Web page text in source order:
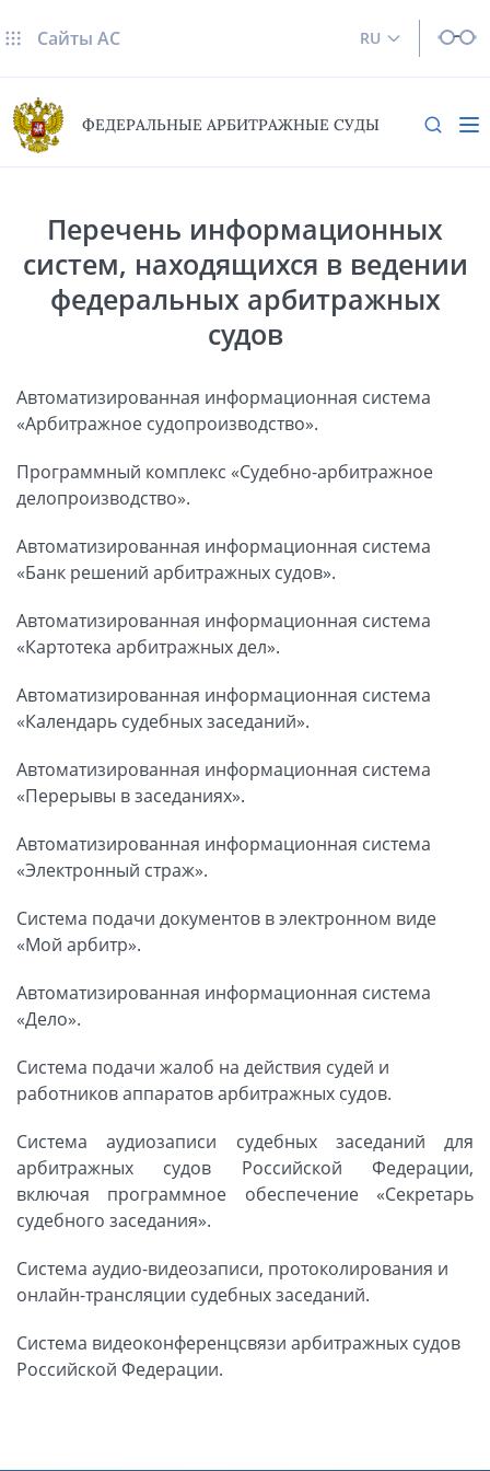
RU
Сайты AC
ФЕДЕРАЛЬНЫЕ АРБИТРАЖНЫЕ СУДЫ
Перечень информационных
систем, находящихся в ведении
федеральных арбитражных
судов
Автоматизированная информационная система
«Арбитражное судопроизводство».
Программный комплекс «Судебно-арбитражное
делопроизводство».
Автоматизированная информационная система
«Банк решений арбитражных судов».
Автоматизированная информационная система
«Картотека арбитражных дел».
Автоматизированная информационная система
«Календарь судебных заседаний».
Автоматизированная информационная система
«Перерывы в заседаниях».
Автоматизированная информационная система
«Электронный страж».
Система подачи документов в электронном виде
«Мой арбитр».
Автоматизированная информационная система
«Дело».
Система подачи жалоб на действия судей и
работников аппаратов арбитражных судов.
Система аудиозаписи судебных заседаний для
арбитражных судов Российской Федерации,
включая программное обеспечение «Секретарь
судебного заседания».
Система аудио-видеозаписи, протоколирования и
онлайн-трансляции судебных заседаний.
Система видеоконференцсвязи арбитражных судов
Российской Федерации.